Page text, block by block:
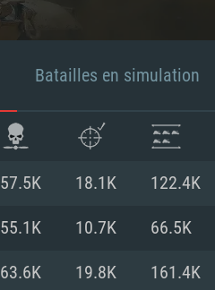
Batailles en simulation
57.5K 18.1K 122.4K
55.1K 10.7K 66.5K
63.6K 19.8K 161.4K